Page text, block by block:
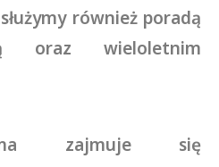
również poradą
oraz wieloletnim
zajmuje się